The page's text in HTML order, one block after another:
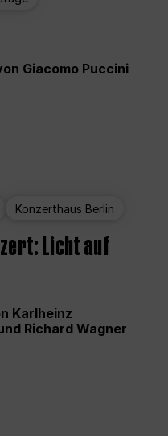
Giacomo Puccini
Konzerthaus Berlin
Licht auf
Karlheinz
Richard Wagner